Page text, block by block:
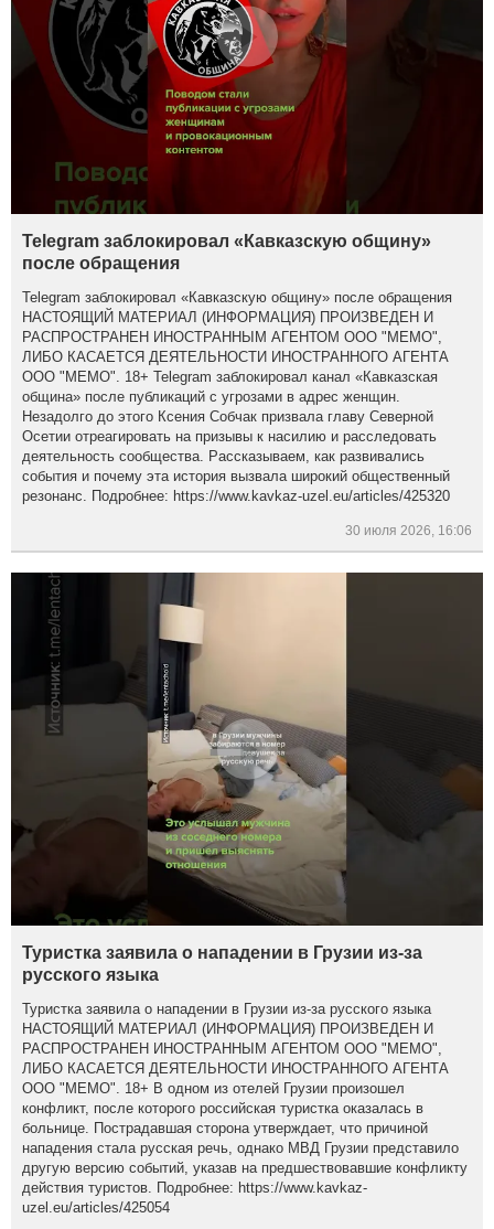
Telegram заблокировал «Кавказскую общину»
после обращения
Telegram заблокировал «Кавказскую общину» после обращения
НАСТОЯЩИЙ МАТЕРИАЛ (ИНФОРМАЦИЯ) ПРОИЗВЕДЕН И
РАСПРОСТРАНЕН ИНОСТРАННЫМ АГЕНТОМ ООО "МЕМО",
ЛИБО КАСАЕТСЯ ДЕЯТЕЛЬНОСТИ ИНОСТРАННОГО АГЕНТА
ООО "МЕМО". 18+ Telegram заблокировал канал «Кавказская
община» после публикаций с угрозами в адрес женщин.
Незадолго до этого Ксения Собчак призвала главу Северной
Осетии отреагировать на призывы к насилию и расследовать
деятельность сообщества. Рассказываем, как развивались
события и почему эта история вызвала широкий общественный
резонанс. Подробнее: https://www.kavkaz-uzel.eu/articles/425320
30 июля 2026, 16:06
Туристка заявила о нападении в Грузии из-за
русского языка
Туристка заявила о нападении в Грузии из-за русского языка
НАСТОЯЩИЙ МАТЕРИАЛ (ИНФОРМАЦИЯ) ПРОИЗВЕДЕН И
РАСПРОСТРАНЕН ИНОСТРАННЫМ АГЕНТОМ ООО "МЕМО",
ЛИБО КАСАЕТСЯ ДЕЯТЕЛЬНОСТИ ИНОСТРАННОГО АГЕНТА
ООО "МЕМО". 18+ В одном из отелей Грузии произошел
конфликт, после которого российская туристка оказалась в
больнице. Пострадавшая сторона утверждает, что причиной
нападения стала русская речь, однако МВД Грузии представило
другую версию событий, указав на предшествовавшие конфликту
действия туристов. Подробнее: https://www.kavkaz-
uzel.eu/articles/425054